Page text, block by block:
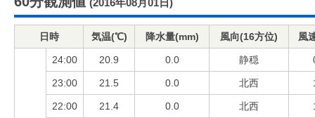
(2016年08月01日)
日時 気温(℃) 降水量(mm) 風向(16方位) 風
24:00 20.9 0.0 静穏
23:00 21.5 0.0 北西
22:00 21.4 0.0 北西